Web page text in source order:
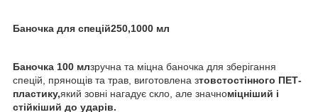
Баночка для спецій250,1000 мл
Баночка 100 млзручна та міцна баночка для зберігання
спецій, прянощів та трав, виготовлена зтовстостінного ПЕТ-
пластику,який зовні нагадує скло, але значноміцніший і
стійкіший до ударів.